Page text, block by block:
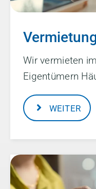
Wir vermieten
Eigentümern
WEITER